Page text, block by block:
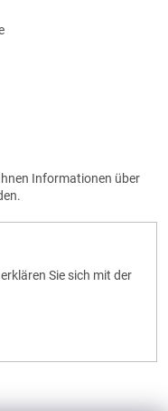
Informationen über
Sie sich mit der